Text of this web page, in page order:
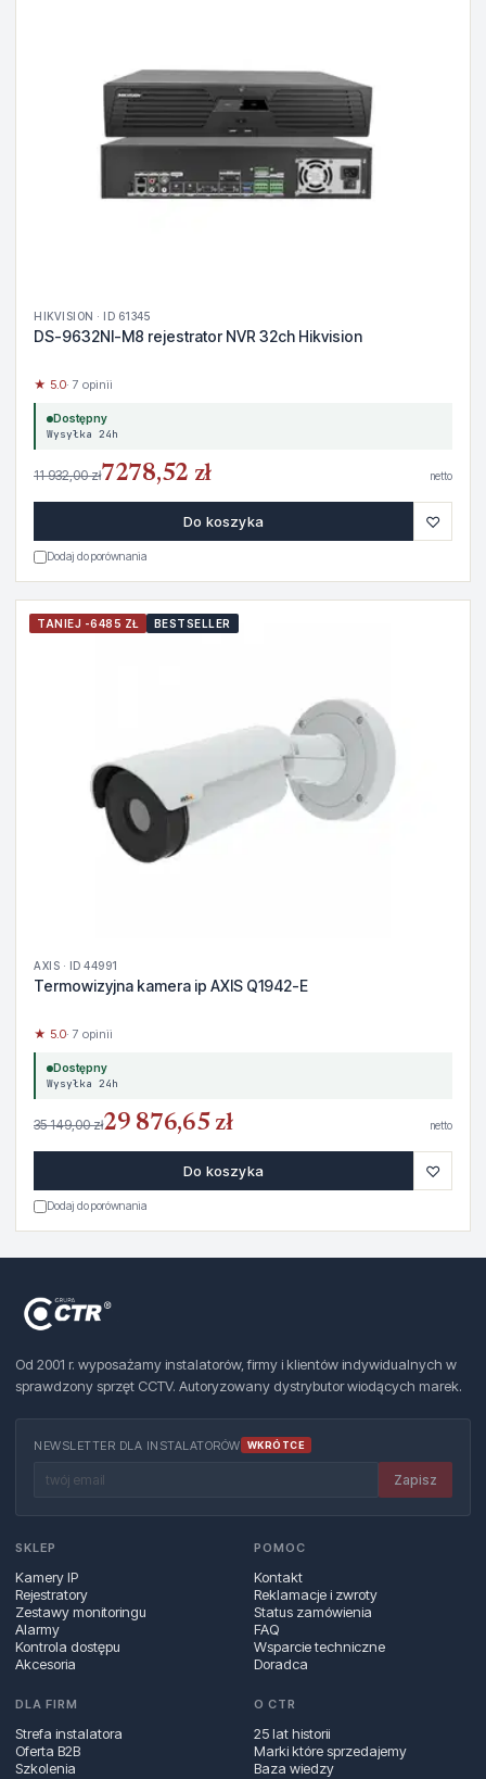
HIKVISION · ID 61345
DS-9632NI-M8 rejestrator NVR 32ch Hikvision
★ 5.0· 7 opinii
Dostępny
Wysyłka 24h
11 932,00 zł7278,52 zł netto
Do koszyka ♡
Dodaj do porównania
TANIEJ -6485 ZŁ BESTSELLER
AXIS · ID 44991
Termowizyjna kamera ip AXIS Q1942-E
★ 5.0· 7 opinii
Dostępny
Wysyłka 24h
35 149,00 zł29 876,65 zł netto
Do koszyka ♡
Dodaj do porównania
Od 2001 r. wyposażamy instalatorów, firmy i klientów indywidualnych w
sprawdzony sprzęt CCTV. Autoryzowany dystrybutor wiodących marek.
NEWSLETTER DLA INSTALATORÓW WKRÓTCE
Zapisz
SKLEP
Kamery IP
Rejestratory
Zestawy monitoringu
Alarmy
Kontrola dostępu
Akcesoria
POMOC
Kontakt
Reklamacje i zwroty
Status zamówienia
FAQ
Wsparcie techniczne
Doradca
DLA FIRM
Strefa instalatora
Oferta B2B
Szkolenia
O CTR
25 lat historii
Marki które sprzedajemy
Baza wiedzy